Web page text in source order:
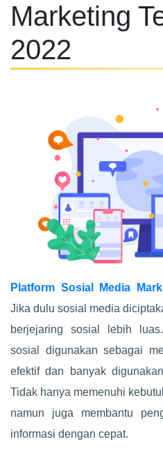
Marketing
2022
Platform Sosial Media
Jika dulu sosial media
berjejaring sosial lebih
sosial digunakan sebagai
efektif dan banyak
Tidak hanya memenuhi
namun juga membantu
informasi dengan cepat.